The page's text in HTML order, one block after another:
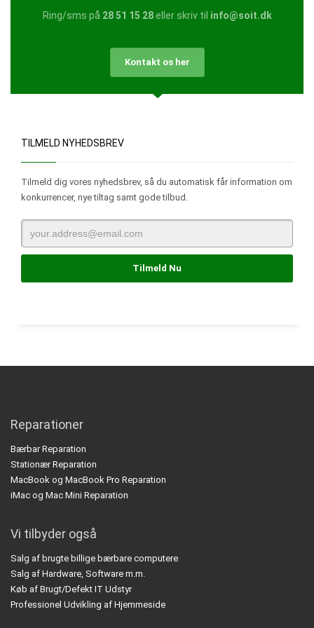
Ring/sms på 28 51 15 28eller skriv til info@soit.dk
Kontakt os her
TILMELD NYHEDSBREV
Tilmeld dig vores nyhedsbrev, så du automatisk får information om
konkurrencer, nye tiltag samt gode tilbud.
Reparationer
Bærbar Reparation
Stationær Reparation
MacBook og MacBook Pro Reparation
iMac og Mac Mini Reparation
Vi tilbyder også
Salg af brugte billige bærbare computere
Salg af Hardware, Software m.m.
Køb af Brugt/Defekt IT Udstyr
Professionel Udvikling af Hjemmeside